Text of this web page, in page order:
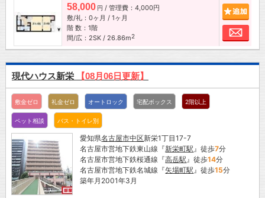
58,000 円 / 管理費：4,000円
敷/礼：0ヶ月 / 1ヶ月
階 数：1階
間/広：2SK / 26.86m2
お
現代ハウス新栄 【08月06日更新】
敷金ゼロ 礼金ゼロ オートロック 宅配ボックス 2階以上
ペット相談 バス・トイレ別
愛知県名古屋市中区新栄1丁目17-7
名古屋市営地下鉄東山線『新栄町駅』徒歩7分
名古屋市営地下鉄桜通線『高岳駅』徒歩14分
名古屋市営地下鉄名城線『矢場町駅』徒歩15分
築年月2001年3月